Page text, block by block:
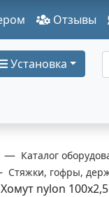
Отзывы
Установка
Каталог
Стяжки, гофры,
nylon